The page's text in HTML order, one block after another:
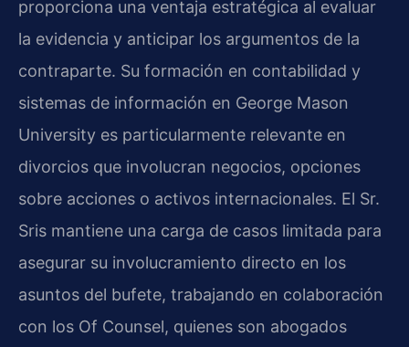
proporciona una ventaja estratégica al evaluar
la evidencia y anticipar los argumentos de la
contraparte. Su formación en contabilidad y
sistemas de información en George Mason
University es particularmente relevante en
divorcios que involucran negocios, opciones
sobre acciones o activos internacionales. El Sr.
Sris mantiene una carga de casos limitada para
asegurar su involucramiento directo en los
asuntos del bufete, trabajando en colaboración
con los Of Counsel, quienes son abogados